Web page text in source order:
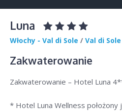
Luna
Włochy - Val di Sole / Val di Sole
Zakwaterowanie
Zakwaterowanie – Hotel Luna
* Hotel Luna Wellness